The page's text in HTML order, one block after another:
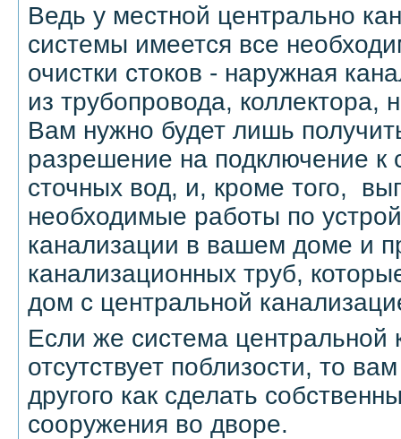
Ведь у местной центрально
системы имеется все
очистки стоков - наружная
из трубопровода, коллектора,
Вам нужно будет лишь
разрешение на подключение к
сточных вод, и, кроме того,
необходимые работы по
канализации в вашем доме и
канализационных труб,
дом с центральной
Если же система центральной
отсутствует поблизости, то
другого как сделать
сооружения во дворе.